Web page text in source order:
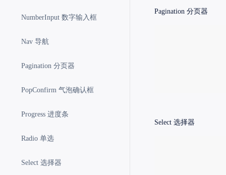
NumberInput 数字输入框
Nav 导航
Pagination 分页器
PopConfirm 气泡确认框
Progress 进度条
Radio 单选
Select 选择器
Pagination 分页器
Select 选择器